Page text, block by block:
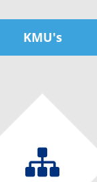
KMU's